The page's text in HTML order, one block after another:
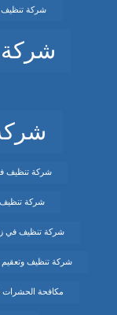
شركة تنظيف
شركة تنظيف
شركة
شركة تنظيف في
شركة تنظيف
مكافحة الحشرات